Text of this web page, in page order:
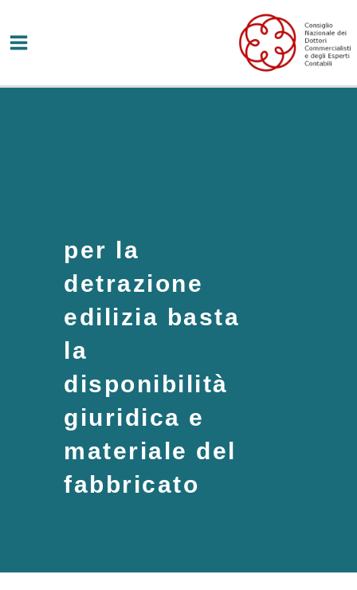
contenuto
per la
detrazione
edilizia basta
la
disponibilità
giuridica e
materiale del
fabbricato